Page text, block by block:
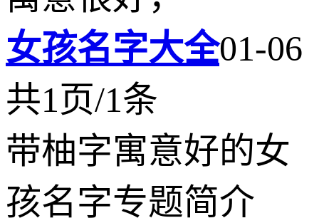
女孩名字大全01-06
共1页/1条
带柚字寓意好的女
孩名字专题简介